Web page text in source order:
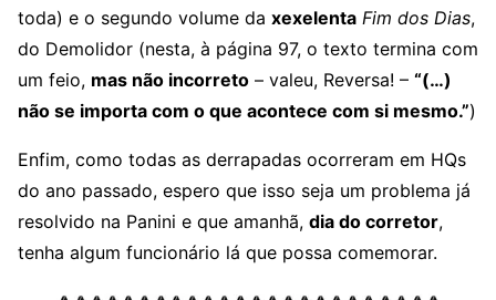
toda) e o segundo volume da xexelenta Fim dos Dias,
do Demolidor (nesta, à página 97, o texto termina com
um feio, mas não incorreto – valeu, Reversa! – “(…)
não se importa com o que acontece com si mesmo.”)
Enfim, como todas as derrapadas ocorreram em HQs
do ano passado, espero que isso seja um problema já
resolvido na Panini e que amanhã, dia do corretor,
tenha algum funcionário lá que possa comemorar.